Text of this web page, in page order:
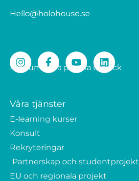
Hello@holohouse.se
Prenumerera på våra utskick
Våra tjänster
E-learning kurser
Konsult
Rekryteringar
Partnerskap och studentprojekt
EU och regionala projekt